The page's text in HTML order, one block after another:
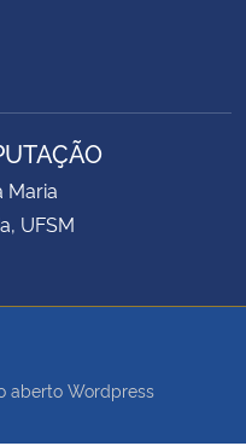
Maria
UFSM
aberto Wordpress